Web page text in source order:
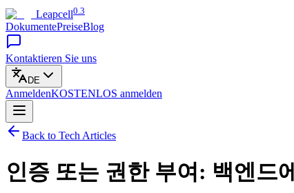
Leapcell0.3
DokumentePreiseBlog
Kontaktieren Sie uns
DE
AnmeldenKOSTENLOS anmelden
Back to Tech Articles
인증 또는 권한 부여: 백엔드